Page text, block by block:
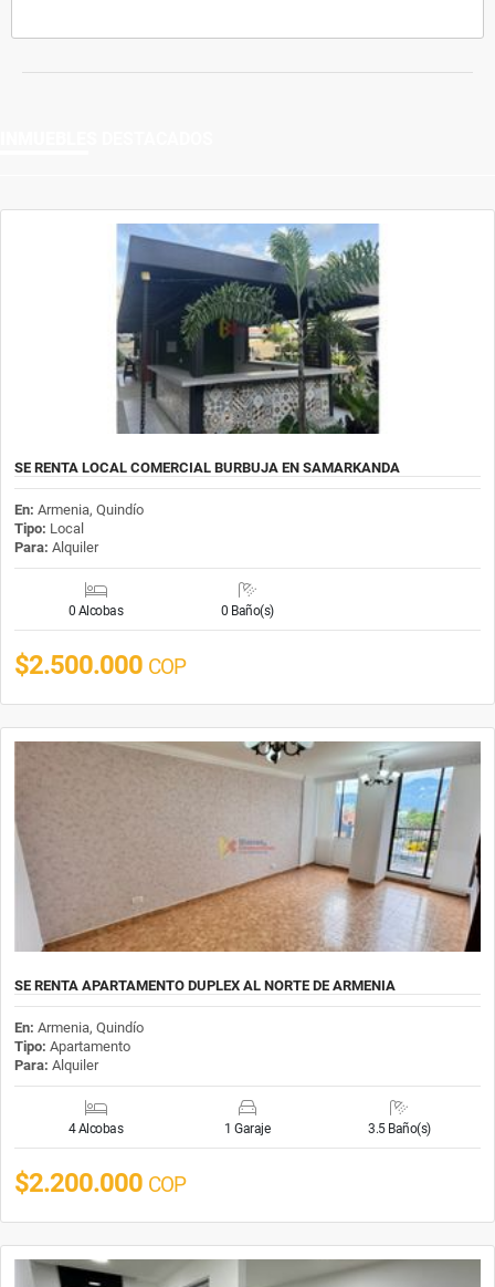
SE RENTA LOCAL COMERCIAL BURBUJA EN SAMARKANDA
En: Armenia, Quindío
Tipo: Local
Para: Alquiler
0 Alcobas 0 Baño(s)
$2.500.000 COP
SE RENTA APARTAMENTO DUPLEX AL NORTE DE ARMENIA
En: Armenia, Quindío
Tipo: Apartamento
Para: Alquiler
4 Alcobas 1 Garaje 3.5 Baño(s)
$2.200.000 COP